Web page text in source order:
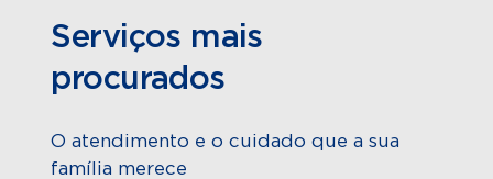
Serviços mais
procurados
O atendimento e o cuidado que a sua
família merece